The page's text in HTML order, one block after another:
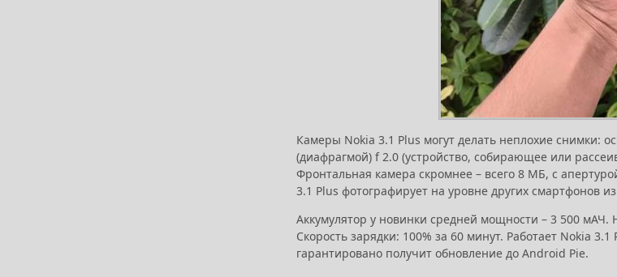
Камеры Nokia 3.1 Plus могут делать неплохие снимки:
(диафрагмой) f 2.0 (устройство, собирающее или
Фронтальная камера скромнее – всего 8 МБ, с
3.1 Plus фотографирует на уровне других смартфонов
Аккумулятор у новинки средней мощности – 3 500
Скорость зарядки: 100% за 60 минут. Работает Nokia
гарантировано получит обновление до Android Pie.